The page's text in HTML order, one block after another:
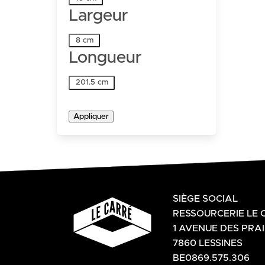
Largeur
Largeur
8 cm
Longueur
Longueur
201.5 cm
Appliquer
SIÈGE SOCIAL
RESSOURCERIE LE
1 AVENUE DES
7860 LESSINES
BE0869.575.306